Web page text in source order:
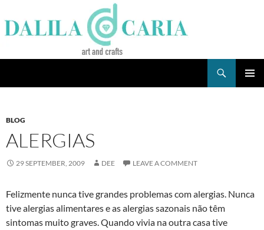
to
content
BLOG
ALERGIAS
29 SEPTEMBER, 2009 DEE LEAVE A COMMENT
Felizmente nunca tive grandes problemas com alergias. Nunca
tive alergias alimentares e as alergias sazonais não têm
sintomas muito graves. Quando vivia na outra casa tive